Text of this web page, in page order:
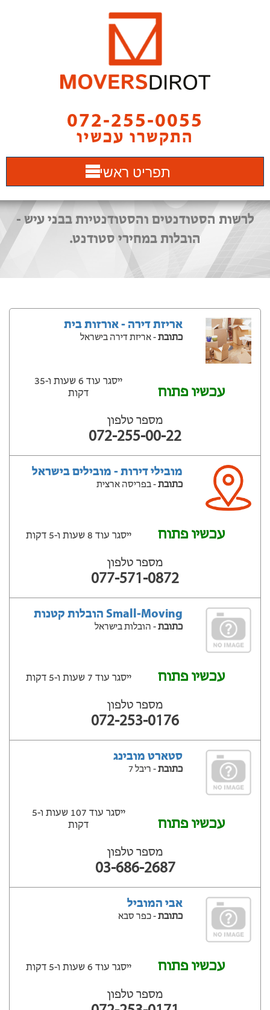
072-255-0055
התקשרו עכשיו
תפריט ראשי
לרשות הסטודנטים והסטודנטיות בבני עיש -
הובלות במחירי סטודנט.
אריזת דירה - אורזות בית
כתובת- אריזת דירה בישראל
עכשיו פתוח
ייסגר עוד 6 שעות ‫ו-35
דקות
מספר טלפון
072-255-00-22
מובילי דירות - מובילים בישראל
כתובת- בפריסה ארצית
עכשיו פתוח ייסגר עוד 8 שעות ‫ו-5 דקות
מספר טלפון
077-571-0872
Small-Moving הובלות קטנות
כתובת- הובלות בישראל
עכשיו פתוח ייסגר עוד 7 שעות ‫ו-5 דקות
מספר טלפון
072-253-0176
סטארט מובינג
כתובת- ריבל 7
עכשיו פתוח
ייסגר עוד 107 שעות ‫ו-5
דקות
מספר טלפון
03-686-2687
אבי המוביל
כתובת- כפר סבא
עכשיו פתוח ייסגר עוד 6 שעות ‫ו-5 דקות
מספר טלפון